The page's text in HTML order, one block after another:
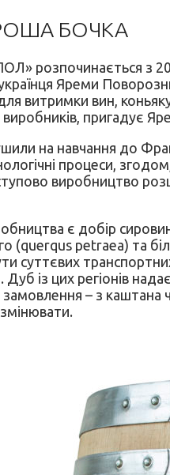
БОЧКА
розпочинається з
Яреми
витримки вин,
виробників, пригадує
на навчання до
процеси,
виробництво
є добір
(querqus petraea) та
суттєвих
із цих регіонів
– з каштана